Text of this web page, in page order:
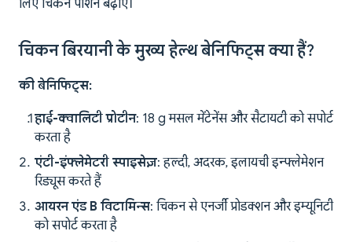
लिए चिकन पोर्शन बढ़ाएँ।
चिकन बिरयानी के मुख्य हेल्थ बेनिफिट्स क्या हैं?
की बेनिफिट्स:
हाई-क्वालिटी प्रोटीन: 18 g मसल मेंटेनेंस और सैटायटी को सपोर्ट
करता है
एंटी-इंफ्लेमेटरी स्पाइसेज़: हल्दी, अदरक, इलायची इन्फ्लेमेशन
रिड्यूस करते हैं
आयरन एंड B विटामिन्स: चिकन से एनर्जी प्रोडक्शन और इम्यूनिटी
को सपोर्ट करता है